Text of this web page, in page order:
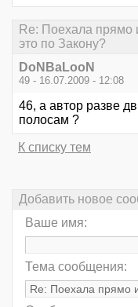
Re: Поехала прямо
это по Закону?
DoNBaLooN
49 - 16.07.2009 - 12:08
46, а автор разве
полосам ?
К списку тем
Добавить новое
Ваше имя:
Тема сообщения: